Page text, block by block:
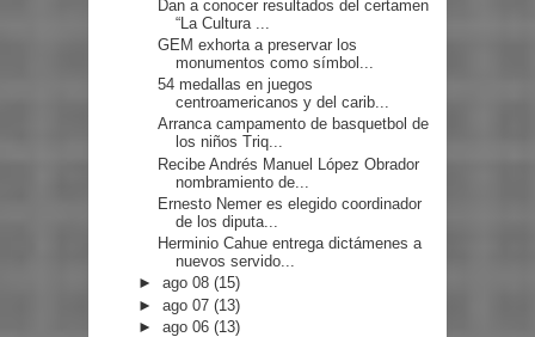
Dan a conocer resultados del certamen
“La Cultura ...
GEM exhorta a preservar los
monumentos como símbol...
54 medallas en juegos
centroamericanos y del carib...
Arranca campamento de basquetbol de
los niños Triq...
Recibe Andrés Manuel López Obrador
nombramiento de...
Ernesto Nemer es elegido coordinador
de los diputa...
Herminio Cahue entrega dictámenes a
nuevos servido...
►ago 08(15)
►ago 07(13)
►ago 06(13)